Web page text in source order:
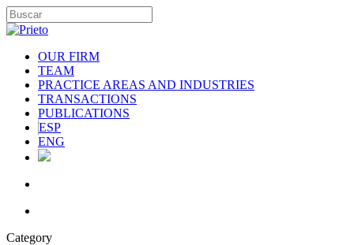
OUR FIRM
TEAM
PRACTICE AREAS AND INDUSTRIES
TRANSACTIONS
PUBLICATIONS
ESP
ENG
Category